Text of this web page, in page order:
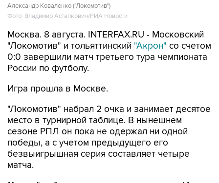
Москва. 8 августа. INTERFAX.RU - Московский
0:0 завершили матч третьего тура чемпионата
России по футболу.
Игра прошла в Москве.
"Локомотив" набрал 2 очка и занимает десятое
сезоне РПЛ он пока не одержал ни одной
победы, а с учетом предыдущего его
безвыигрышная серия составляет четыре
матча.
"Акрон" набрал первое очко и занимает 14-ю